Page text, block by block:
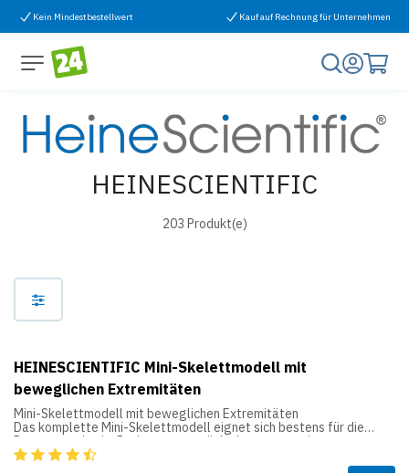
Zum Inhalt springen
Kein Mindestbestellwert Kauf auf Rechnung für Unternehmen
HEINESCIENTIFIC
203 Produkt(e)
HEINESCIENTIFIC Mini-Skelettmodell mit
beweglichen Extremitäten
Mini-Skelettmodell mit beweglichen Extremitäten
Das komplette Mini-Skelettmodell eignet sich bestens für die
Demonstration im Patientengespräch, denn trotz seiner
Detailtreue passt es auf jeden Schreibtisch. Außerdem sind Arme,